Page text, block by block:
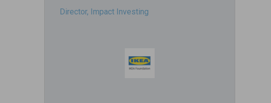
Director, Impact Investing